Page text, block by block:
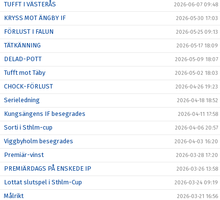
TUFFT I VÄSTERÅS 2026-06-07 09:48
KRYSS MOT ÄNGBY IF 2026-05-30 17:03
FÖRLUST I FALUN 2026-05-25 09:13
TÄTKÄNNING 2026-05-17 18:09
DELAD-POTT 2026-05-09 18:07
Tufft mot Täby 2026-05-02 18:03
CHOCK-FÖRLUST 2026-04-26 19:23
Serieledning 2026-04-18 18:52
Kungsängens IF besegrades 2026-04-11 17:58
Sorti i Sthlm-cup 2026-04-06 20:57
Viggbyholm besegrades 2026-04-03 16:20
Premiär-vinst 2026-03-28 17:20
PREMIÄRDAGS PÅ ENSKEDE IP 2026-03-26 13:58
Lottat slutspel i Sthlm-Cup 2026-03-24 09:19
Målrikt 2026-03-21 16:56